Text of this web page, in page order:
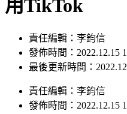
用TikTok
責任編輯：李鈞信
發佈時間：2022.12.15
最後更新時間：
責任編輯 ： 李鈞信
發佈時間： 2022.12.15